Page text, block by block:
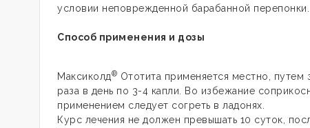
условии неповрежденной барабанной перепонки.
Способ применения и дозы
Максиколд® Ототита применяется местно,
раза в день по 3-4 капли. Во избежание
применением следует согреть в ладонях.
Курс лечения не должен превышать 10 суток,